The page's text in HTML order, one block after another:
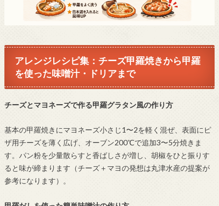
アレンジレシピ集：チーズ甲羅焼きから甲羅
を使った味噌汁・ドリアまで
チーズとマヨネーズで作る甲羅グラタン風の作り方
基本の甲羅焼きにマヨネーズ小さじ1〜2を軽く混ぜ、表面にピ
ザ用チーズを薄く広げ、オーブン200℃で追加3〜5分焼きま
す。パン粉を少量散らすと香ばしさが増し、胡椒をひと振りす
ると味が締まります（チーズ＋マヨの発想は丸津水産の提案が
参考になります）。